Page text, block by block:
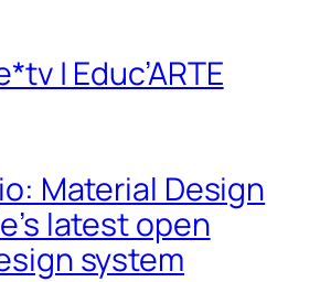
| Educ’ARTE
Material Design
latest open
system